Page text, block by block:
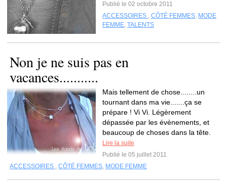
Publié le 02 octobre 2011
ACCESSOIRES , CÔTÉ FEMMES, MODE
FEMME, TALENTS
Non je ne suis pas en
vacances...........
Mais tellement de chose........un
tournant dans ma vie.......ça se
prépare ! Vi Vi. Légèrement
dépassée par les évènements, et
beaucoup de choses dans la tête.
Lire la suite
Publié le 05 juillet 2011
ACCESSOIRES , CÔTÉ FEMMES, MODE FEMME